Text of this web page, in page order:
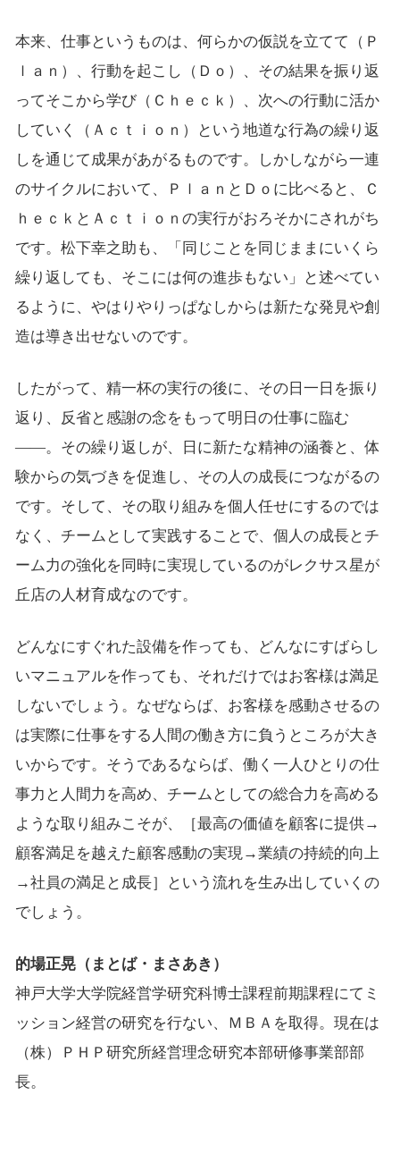
本来、仕事というものは、何らかの仮説を立てて（Ｐ
ｌａｎ）、行動を起こし（Ｄｏ）、その結果を振り返
ってそこから学び（Ｃｈｅｃｋ）、次への行動に活か
していく（Ａｃｔｉｏｎ）という地道な行為の繰り返
しを通じて成果があがるものです。しかしながら一連
のサイクルにおいて、ＰｌａｎとＤｏに比べると、Ｃ
ｈｅｃｋとＡｃｔｉｏｎの実行がおろそかにされがち
です。松下幸之助も、「同じことを同じままにいくら
繰り返しても、そこには何の進歩もない」と述べてい
るように、やはりやりっぱなしからは新たな発見や創
造は導き出せないのです。
したがって、精一杯の実行の後に、その日一日を振り
返り、反省と感謝の念をもって明日の仕事に臨む
――。その繰り返しが、日に新たな精神の涵養と、体
験からの気づきを促進し、その人の成長につながるの
です。そして、その取り組みを個人任せにするのでは
なく、チームとして実践することで、個人の成長とチ
ーム力の強化を同時に実現しているのがレクサス星が
丘店の人材育成なのです。
どんなにすぐれた設備を作っても、どんなにすばらし
いマニュアルを作っても、それだけではお客様は満足
しないでしょう。なぜならば、お客様を感動させるの
は実際に仕事をする人間の働き方に負うところが大き
いからです。そうであるならば、働く一人ひとりの仕
事力と人間力を高め、チームとしての総合力を高める
ような取り組みこそが、［最高の価値を顧客に提供→
顧客満足を越えた顧客感動の実現→業績の持続的向上
→社員の満足と成長］という流れを生み出していくの
でしょう。
的場正晃（まとば・まさあき）
神戸大学大学院経営学研究科博士課程前期課程にてミ
ッション経営の研究を行ない、ＭＢＡを取得。現在は
（株）ＰＨＰ研究所経営理念研究本部研修事業部部
長。